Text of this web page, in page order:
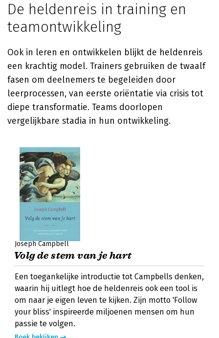
De heldenreis in training en
teamontwikkeling
Ook in leren en ontwikkelen blijkt de heldenreis
een krachtig model. Trainers gebruiken de twaalf
fasen om deelnemers te begeleiden door
leerprocessen, van eerste oriëntatie via crisis tot
diepe transformatie. Teams doorlopen
vergelijkbare stadia in hun ontwikkeling.
Joseph Campbell
Volg de stem van je hart
Een toegankelijke introductie tot Campbells denken,
waarin hij uitlegt hoe de heldenreis ook een tool is
om naar je eigen leven te kijken. Zijn motto 'Follow
your bliss' inspireerde miljoenen mensen om hun
passie te volgen.